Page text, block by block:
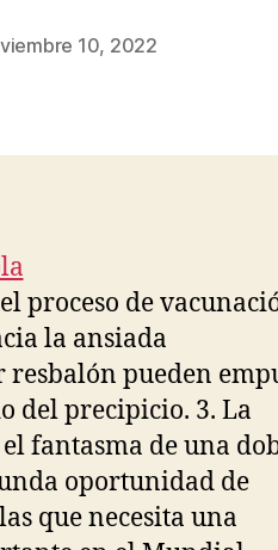
10, 2022
proceso de
la ansiada
pueden
del precipicio. 3. La
fantasma de una
oportunidad de
que necesita una